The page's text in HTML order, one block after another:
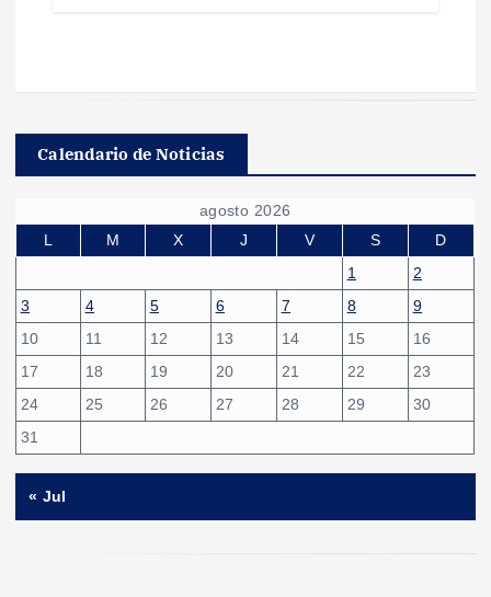
Calendario de Noticias
agosto 2026
L
M X J V S
D
1
2
3
4 5 6 7 8
9
10
11 12 13 14 15
16
17
18 19 20 21 22
23
24
25 26 27 28 29
30
31
« Jul